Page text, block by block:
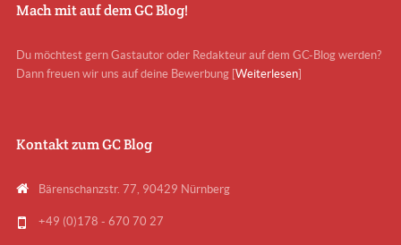
Mach mit auf dem GC Blog!
Du möchtest gern Gastautor oder Redakteur auf dem GC-Blog werden?
Dann freuen wir uns auf deine Bewerbung [Weiterlesen]
Kontakt zum GC Blog
Bärenschanzstr. 77, 90429 Nürnberg
+49 (0)178 - 670 70 27